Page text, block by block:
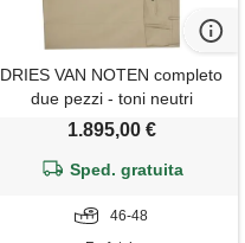
DRIES VAN NOTEN completo
due pezzi - toni neutri
1.895,00 €
Sped. gratuita
46-48